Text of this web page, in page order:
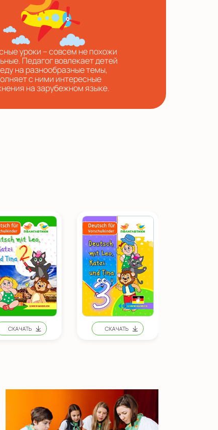
уроки – совсем не похожи
Педагог вовлекает детей
на разнообразные темы,
с ними интересные
на зарубежном языке.